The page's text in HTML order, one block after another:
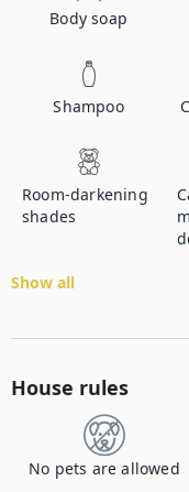
Body soap
Shampoo
Room-darkening
shades
Show all
House rules
No pets are allowed